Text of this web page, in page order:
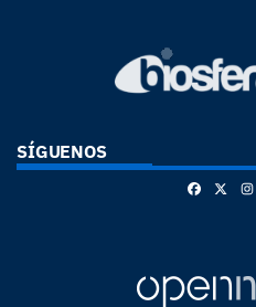
SÍGUENOS
Facebook